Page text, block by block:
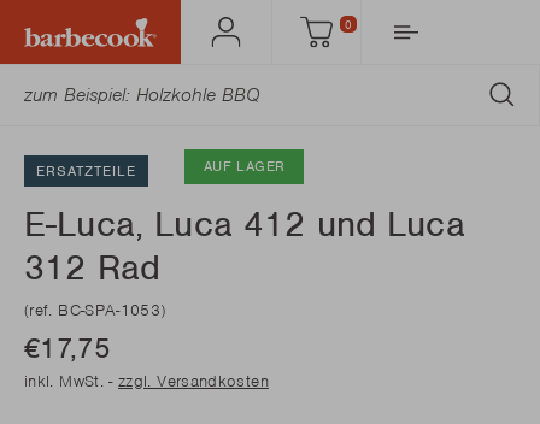
Mein
Einkaufswagen
0
ERSATZTEILE AUF LAGER
E-Luca, Luca 412 und Luca
312 Rad
(ref. BC-SPA-1053)
€17,75
inkl. MwSt. -zzgl. Versandkosten